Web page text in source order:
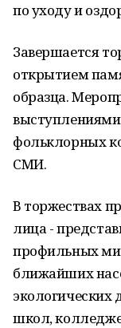
по уходу и
Завершается
открытием
образца.
фольклорных
СМИ.
В торжествах
лица -
профильных
ближайших
экологических
школ,